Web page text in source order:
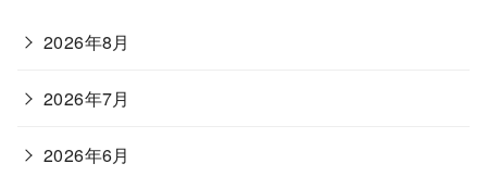
2026年8月
2026年7月
2026年6月